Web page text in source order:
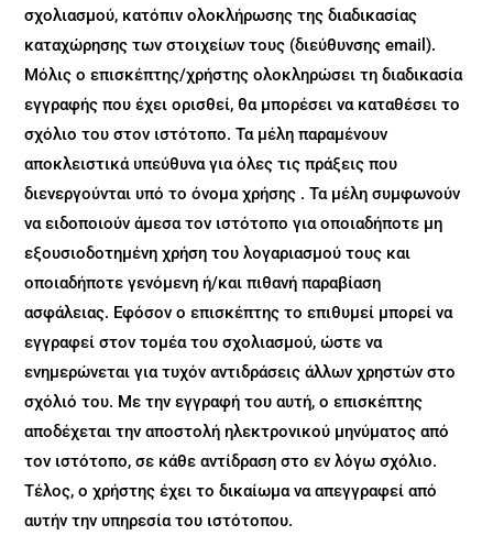
σχολιασμού, κατόπιν ολοκλήρωσης της διαδικασίας
καταχώρησης των στοιχείων τους (διεύθυνσης email).
Μόλις ο επισκέπτης/χρήστης ολοκληρώσει τη διαδικασία
εγγραφής που έχει ορισθεί, θα μπορέσει να καταθέσει το
σχόλιο του στον ιστότοπο. Τα μέλη παραμένουν
αποκλειστικά υπεύθυνα για όλες τις πράξεις που
διενεργούνται υπό το όνομα χρήσης . Τα μέλη συμφωνούν
να ειδοποιούν άμεσα τον ιστότοπο για οποιαδήποτε μη
εξουσιοδοτημένη χρήση του λογαριασμού τους και
οποιαδήποτε γενόμενη ή/και πιθανή παραβίαση
ασφάλειας. Εφόσον ο επισκέπτης το επιθυμεί μπορεί να
εγγραφεί στον τομέα του σχολιασμού, ώστε να
ενημερώνεται για τυχόν αντιδράσεις άλλων χρηστών στο
σχόλιό του. Με την εγγραφή του αυτή, ο επισκέπτης
αποδέχεται την αποστολή ηλεκτρονικού μηνύματος από
τον ιστότοπο, σε κάθε αντίδραση στο εν λόγω σχόλιο.
Τέλος, ο χρήστης έχει το δικαίωμα να απεγγραφεί από
αυτήν την υπηρεσία του ιστότοπου.